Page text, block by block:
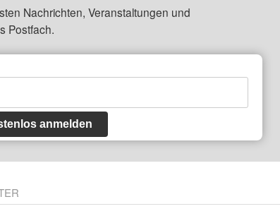
Nachrichten, Veranstaltungen und
Postfach.
anmelden